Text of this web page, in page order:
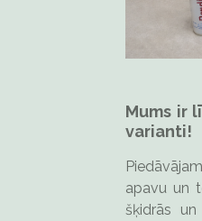
Mums ir
varianti!
apavu un
šķidrās